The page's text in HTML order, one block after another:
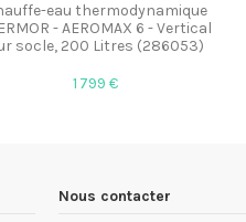
eau thermodynamique
- AEROMAX 6 - Vertical
socle, 200 Litres (286053)
1 799 €
Nous contacter